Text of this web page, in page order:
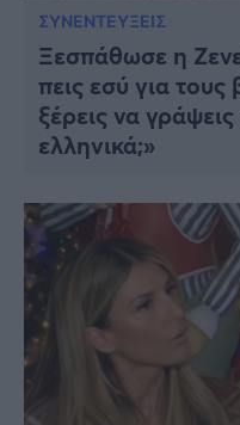
ΣΥΝΕΝΤΕΥΞΕΙΣ
Ξεσπάθωσε η
πεις εσύ για
ξέρεις να
ελληνικά;»